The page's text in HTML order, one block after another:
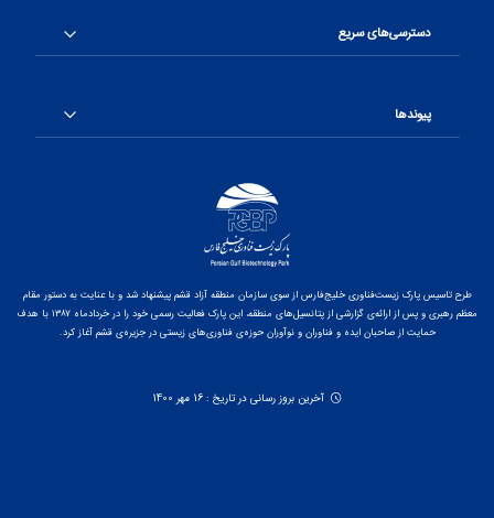
دسترسی‌های سریع
پیوندها
طرح تاسیس پارک زیست‌فناوری خلیج‌فارس از سوی سازمان منطقه آزاد قشم پیشنهاد شد و با عنایت به دستور مقام
معظم رهبری و پس از ارائه‌ی گزارشی از پتانسیل‌های منطقه، این پارک فعالیت رسمی خود را در خردادماه ۱۳۸۷ با هدف
حمایت از صاحبان ایده و فناوران و نوآوران حوزه‌ی فناوری‌های زیستی در جزیره‌ی قشم آغاز کرد.
آخرین بروز رسانی در تاریخ : 16 مهر 1400